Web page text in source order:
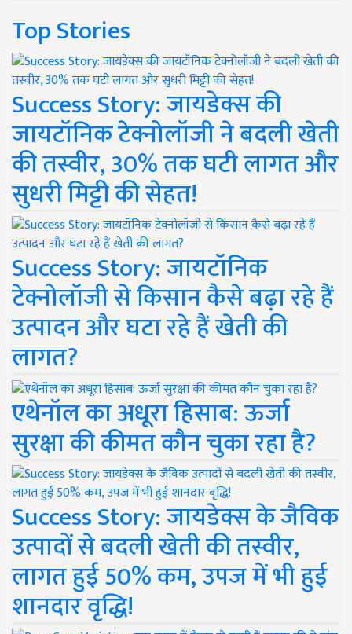
Top Stories
Success Story: जायडेक्स की
जायटॉनिक टेक्नोलॉजी ने बदली खेती
की तस्वीर, 30% तक घटी लागत और
सुधरी मिट्टी की सेहत!
Success Story: जायटॉनिक
टेक्नोलॉजी से किसान कैसे बढ़ा रहे हैं
उत्पादन और घटा रहे हैं खेती की
लागत?
एथेनॉल का अधूरा हिसाब: ऊर्जा
सुरक्षा की कीमत कौन चुका रहा है?
Success Story: जायडेक्स के जैविक
उत्पादों से बदली खेती की तस्वीर,
लागत हुई 50% कम, उपज में भी हुई
शानदार वृद्धि!